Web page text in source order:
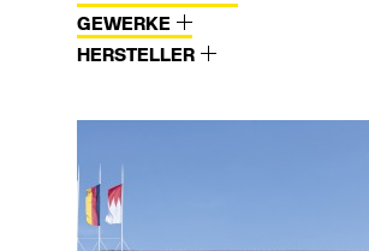
GEWERKE
HERSTELLER